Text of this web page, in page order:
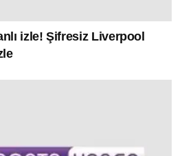
izle! Şifresiz Liverpool